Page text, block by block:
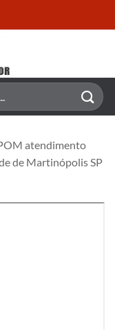
atendimento
de Martinópolis SP